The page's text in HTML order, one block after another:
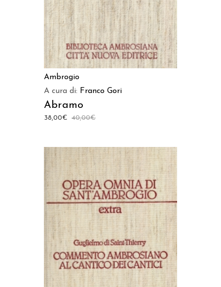
Ambrogio
A cura di: Franco Gori
Abramo
40,00€
38,00€
AGGIUNGI AL CARRELLO